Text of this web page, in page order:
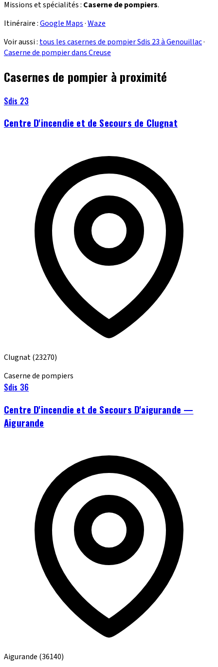
Missions et spécialités : Caserne de pompiers.
Itinéraire :Google Maps·Waze
Voir aussi : tous les casernes de pompier Sdis 23 à Genouillac·
Caserne de pompier dans Creuse
Casernes de pompier à proximité
Sdis 23
Centre D'incendie et de Secours de Clugnat
Clugnat(23270)
Caserne de pompiers
Sdis 36
Centre D'incendie et de Secours D'aigurande —
Aigurande
Aigurande (36140)